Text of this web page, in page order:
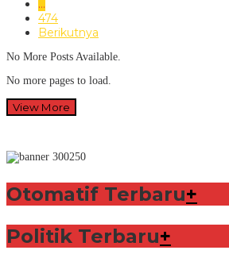
…
474
Berikutnya
No More Posts Available.
No more pages to load.
View More
Otomatif Terbaru+
Politik Terbaru+